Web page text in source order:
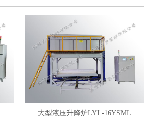
大型液压升降炉LYL-16YSML